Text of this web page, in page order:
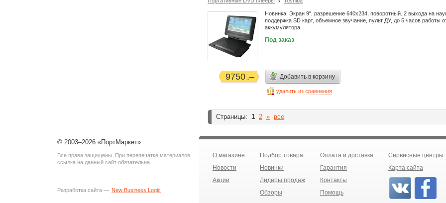
Новинка! Экран 9", разрешение 640x234, поворотный. 2 выхода на
поддержка SD карт, объемное звучание, пульт ДУ, до 5 часов работы
аккумулятора.
Под заказ
9750 Добавить в корзину
удалить из сравнения
Страницы: 1 2 » все
© 2003–2026 «ПортМаркет»
Все права защищены. При перепечатке материалов
ссылка на данный сайт обязательна.
Разработка сайта — New Business Logic
О магазине
Новости
Акции
Подбор товара
Новинки
Лидеры продаж
Обзоры
Оплата и доставка
Гарантия
Контакты
Помощь
Сервисные центры
Карта сайта